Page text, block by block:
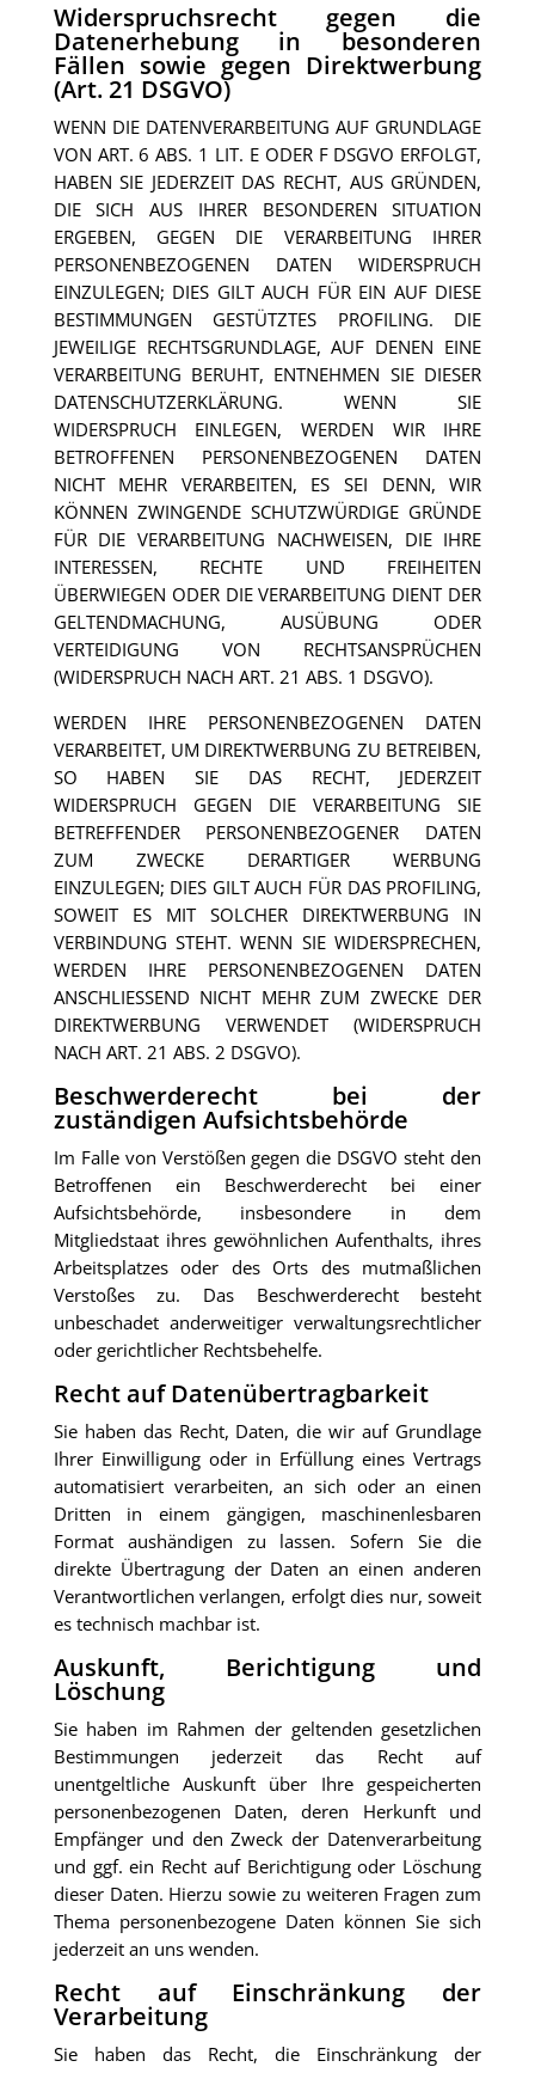
Widerspruchsrecht gegen die
Datenerhebung in besonderen
Fällen sowie gegen Direktwerbung
(Art. 21 DSGVO)
WENN DIE DATENVERARBEITUNG AUF GRUNDLAGE
VON ART. 6 ABS. 1 LIT. E ODER F DSGVO ERFOLGT,
HABEN SIE JEDERZEIT DAS RECHT, AUS GRÜNDEN,
DIE SICH AUS IHRER BESONDEREN SITUATION
ERGEBEN, GEGEN DIE VERARBEITUNG IHRER
PERSONENBEZOGENEN DATEN WIDERSPRUCH
EINZULEGEN; DIES GILT AUCH FÜR EIN AUF DIESE
BESTIMMUNGEN GESTÜTZTES PROFILING. DIE
JEWEILIGE RECHTSGRUNDLAGE, AUF DENEN EINE
VERARBEITUNG BERUHT, ENTNEHMEN SIE DIESER
DATENSCHUTZERKLÄRUNG. WENN SIE
WIDERSPRUCH EINLEGEN, WERDEN WIR IHRE
BETROFFENEN PERSONENBEZOGENEN DATEN
NICHT MEHR VERARBEITEN, ES SEI DENN, WIR
KÖNNEN ZWINGENDE SCHUTZWÜRDIGE GRÜNDE
FÜR DIE VERARBEITUNG NACHWEISEN, DIE IHRE
INTERESSEN, RECHTE UND FREIHEITEN
ÜBERWIEGEN ODER DIE VERARBEITUNG DIENT DER
GELTENDMACHUNG, AUSÜBUNG ODER
VERTEIDIGUNG VON RECHTSANSPRÜCHEN
(WIDERSPRUCH NACH ART. 21 ABS. 1 DSGVO).
WERDEN IHRE PERSONENBEZOGENEN DATEN
VERARBEITET, UM DIREKTWERBUNG ZU BETREIBEN,
SO HABEN SIE DAS RECHT, JEDERZEIT
WIDERSPRUCH GEGEN DIE VERARBEITUNG SIE
BETREFFENDER PERSONENBEZOGENER DATEN
ZUM ZWECKE DERARTIGER WERBUNG
EINZULEGEN; DIES GILT AUCH FÜR DAS PROFILING,
SOWEIT ES MIT SOLCHER DIREKTWERBUNG IN
VERBINDUNG STEHT. WENN SIE WIDERSPRECHEN,
WERDEN IHRE PERSONENBEZOGENEN DATEN
ANSCHLIESSEND NICHT MEHR ZUM ZWECKE DER
DIREKTWERBUNG VERWENDET (WIDERSPRUCH
NACH ART. 21 ABS. 2 DSGVO).
Beschwerde­recht bei der
zuständigen Aufsichts­behörde
Im Falle von Verstößen gegen die DSGVO steht den
Betroffenen ein Beschwerderecht bei einer
Aufsichtsbehörde, insbesondere in dem
Mitgliedstaat ihres gewöhnlichen Aufenthalts, ihres
Arbeitsplatzes oder des Orts des mutmaßlichen
Verstoßes zu. Das Beschwerderecht besteht
unbeschadet anderweitiger verwaltungsrechtlicher
oder gerichtlicher Rechtsbehelfe.
Recht auf Daten­übertrag­barkeit
Sie haben das Recht, Daten, die wir auf Grundlage
Ihrer Einwilligung oder in Erfüllung eines Vertrags
automatisiert verarbeiten, an sich oder an einen
Dritten in einem gängigen, maschinenlesbaren
Format aushändigen zu lassen. Sofern Sie die
direkte Übertragung der Daten an einen anderen
Verantwortlichen verlangen, erfolgt dies nur, soweit
es technisch machbar ist.
Auskunft, Berichtigung und
Löschung
Sie haben im Rahmen der geltenden gesetzlichen
Bestimmungen jederzeit das Recht auf
unentgeltliche Auskunft über Ihre gespeicherten
personenbezogenen Daten, deren Herkunft und
Empfänger und den Zweck der Datenverarbeitung
und ggf. ein Recht auf Berichtigung oder Löschung
dieser Daten. Hierzu sowie zu weiteren Fragen zum
Thema personenbezogene Daten können Sie sich
jederzeit an uns wenden.
Recht auf Einschränkung der
Verarbeitung
Sie haben das Recht, die Einschränkung der